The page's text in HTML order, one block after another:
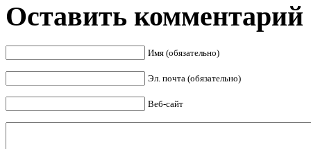
Оставить комментарий
Имя (обязательно)
Эл. почта (обязательно)
Веб-сайт